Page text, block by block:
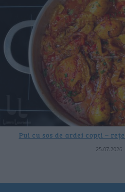
Pui cu sos de ardei copți –
25.07.2026